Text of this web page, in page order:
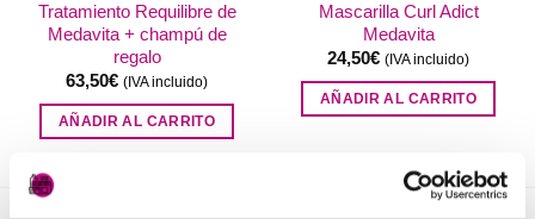
Tratamiento Requilibre de
Medavita + champú de
regalo
63,50€ (IVA incluido)
AÑADIR AL CARRITO
Mascarilla Curl Adict
Medavita
24,50€ (IVA incluido)
AÑADIR AL CARRITO